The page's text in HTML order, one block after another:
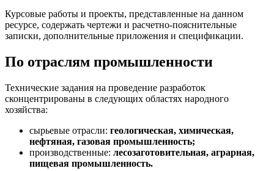
Курсовые работы и проекты, представленные на данном
ресурсе, содержать чертежи и расчетно-пояснительные
записки, дополнительные приложения и спецификации.
По отраслям промышленности
Технические задания на проведение разработок
сконцентрированы в следующих областях народного
хозяйства:
сырьевые отрасли: геологическая, химическая,
нефтяная, газовая промышленность;
производственные: лесозаготовительная, аграрная,
пищевая промышленность.